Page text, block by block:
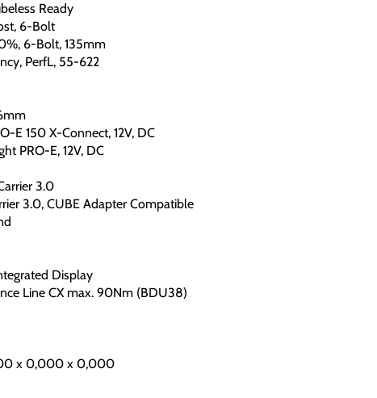
Ready
6-Bolt
6-Bolt, 135mm
PerfL, 55-622
E 150 X-Connect, 12V, DC
PRO-E, 12V, DC
3.0
3.0, CUBE Adapter Compatible
Display
Line CX max. 90Nm (BDU38)
x 0,000 x 0,000